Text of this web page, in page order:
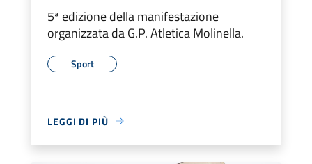
5ª edizione della manifestazione
organizzata da G.P. Atletica Molinella.
Sport
LEGGI DI PIÙ